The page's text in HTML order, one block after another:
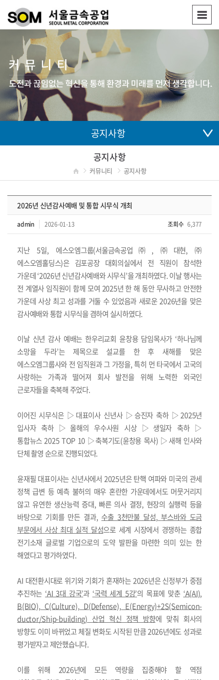
공지사항
공지사항
커뮤니티 공지사항
2026년 신년감사예배 및 통합 시무식 개최
admin 2026-01-13 조회수 6,377
지난 5일, 에스오엠그룹(서울금속공업 ㈜ , ㈜ 대현,㈜
에스오엠홀딩스)은 김포공장 대회의실에서 전 직원이 참석한
가운데‘2026년 신년감사예배와 시무식’을 개최하였다.이날 행사는
전 계열사 임직원이 함께 모여 2025년 한 해 동안 무사하고 안전한
가운데 사상 최고 성과를 거둘 수 있었음과 새로운2026년을 맞은
감사예배와 통합 시무식을 겸하여 실시하였다.
이날 신년 감사 예배는 한우리교회 윤창용 담임목사가 ‘하나님께
소망을 두라’는 제목으로 설교를 한 후 새해를 맞은
에스오엠그룹사와 전 임직원과 그 가정을,특히 먼 타국에서 고국의
사랑하는 가족과 떨어져 회사 발전을 위해 노력한 외국인
근로자들을 축복해 주었다.
이어진 시무식은 ▷ 대표이사 신년사 ▷승진자 축하 ▷2025년
입사자 축하 ▷올해의 우수사원 시상 ▷ 생일자 축하 ▷
통합뉴스2025 TOP 10 ▷축복기도(윤창용 목사) ▷새해 인사와
단체 촬영순으로 진행되었다.
윤재필 대표이사는 신년사에서 2025년은 탄핵 여파와 미국의 관세
정책 급변 등 예측 불허의 매우 혼란한 가운데에서도 머뭇거리지
않고 유연한 생산능력 증대, 빠른 의사 결정, 현장의 실행력 등을
바탕으로 기회를 만든 결과, 수출 3천만불 달성,부스바와 도금
부문에서 사상 최대 실적 달성으로 세계 시장에서 경쟁하는 종합
전기소재 글로벌 기업으로의 도약 발판을 마련한 의미 있는 한
해였다고 평가하였다.
AI 대전환시대로 위기와 기회가 혼재하는2026년은 신정부가 중점
추진하는 ‘AI 3대 강국’과 ‘국력 세계 5강’의 목표에 맞춘 ‘A(AI),
B(BIO), C(Culture), D(Defense), E(Energy)+2S(Semicon-
ductor/Ship-building) 산업 혁신 정책 방향에 맞춰 회사의
방향도 이미 바뀌었고 체질 변화도 시작된 만큼2026년에도 성과로
평가받자고 제안했습니다.
이를 위해 2026년에 모든 역량을 집중해야 할 역점